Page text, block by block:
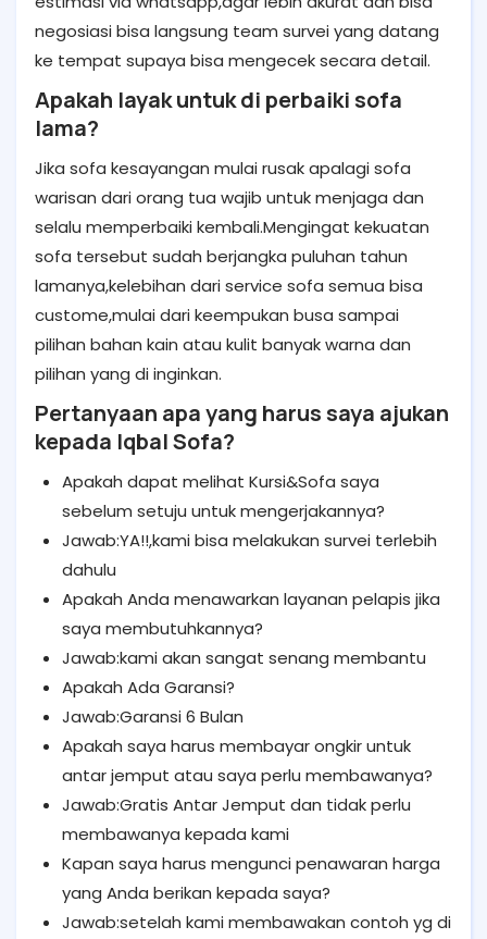
negosiasi bisa langsung team survei yang datang
ke tempat supaya bisa mengecek secara detail.
Apakah layak untuk di perbaiki sofa
lama?
Jika sofa kesayangan mulai rusak apalagi sofa
warisan dari orang tua wajib untuk menjaga dan
selalu memperbaiki kembali.Mengingat kekuatan
sofa tersebut sudah berjangka puluhan tahun
lamanya,kelebihan dari service sofa semua bisa
custome,mulai dari keempukan busa sampai
pilihan bahan kain atau kulit banyak warna dan
pilihan yang di inginkan.
Pertanyaan apa yang harus saya ajukan
kepada Iqbal Sofa?
Apakah dapat melihat Kursi&Sofa saya
sebelum setuju untuk mengerjakannya?
Jawab:YA!!,kami bisa melakukan survei terlebih
dahulu
Apakah Anda menawarkan layanan pelapis jika
saya membutuhkannya?
Jawab:kami akan sangat senang membantu
Apakah Ada Garansi?
Jawab:Garansi 6 Bulan
Apakah saya harus membayar ongkir untuk
antar jemput atau saya perlu membawanya?
Jawab:Gratis Antar Jemput dan tidak perlu
membawanya kepada kami
Kapan saya harus mengunci penawaran harga
yang Anda berikan kepada saya?
Jawab:setelah kami membawakan contoh yg di